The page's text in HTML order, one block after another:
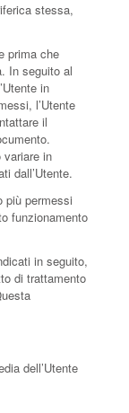
stessa,
prima che
In seguito al
in
l’Utente
il
variare in
dall’Utente.
più permessi
funzionamento
in seguito,
di trattamento
dell’Utente